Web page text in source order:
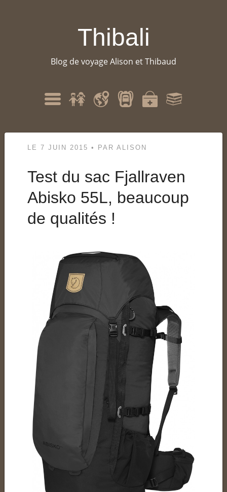
Thibali
Blog de voyage Alison et Thibaud
Menu
Qui
sommes-
?
ItinéraireMatérielSanté Bibliographie
LE 7 JUIN 2015 • PAR ALISON
Test du sac Fjallraven
Abisko 55L, beaucoup
de qualités !